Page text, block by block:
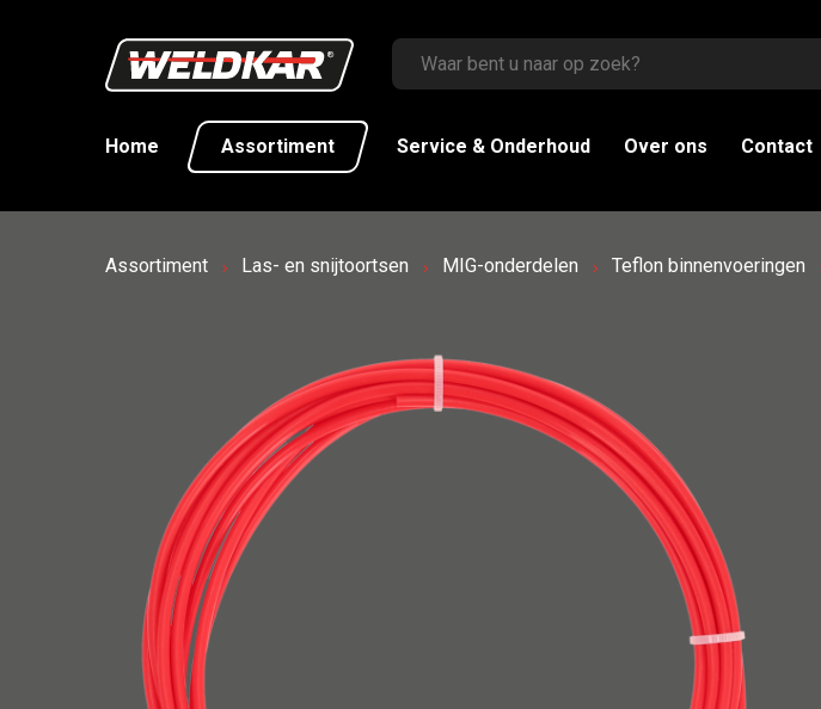
Home Assortiment Service & Onderhoud Over ons Contact
Assortiment Las- en snijtoortsen MIG-onderdelen Teflon binnenvoeringen